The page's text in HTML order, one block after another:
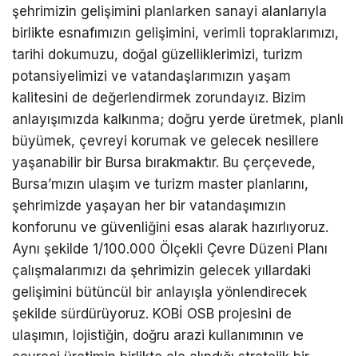
şehrimizin gelişimini planlarken sanayi alanlarıyla
birlikte esnafımızın gelişimini, verimli topraklarımızı,
tarihi dokumuzu, doğal güzelliklerimizi, turizm
potansiyelimizi ve vatandaşlarımızın yaşam
kalitesini de değerlendirmek zorundayız. Bizim
anlayışımızda kalkınma; doğru yerde üretmek, planlı
büyümek, çevreyi korumak ve gelecek nesillere
yaşanabilir bir Bursa bırakmaktır. Bu çerçevede,
Bursa’mızın ulaşım ve turizm master planlarını,
şehrimizde yaşayan her bir vatandaşımızın
konforunu ve güvenliğini esas alarak hazırlıyoruz.
Aynı şekilde 1/100.000 Ölçekli Çevre Düzeni Planı
çalışmalarımızı da şehrimizin gelecek yıllardaki
gelişimini bütüncül bir anlayışla yönlendirecek
şekilde sürdürüyoruz. KOBİ OSB projesini de
ulaşımın, lojistiğin, doğru arazi kullanımının ve